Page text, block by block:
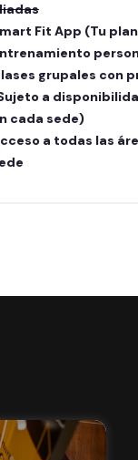
Fit App (Tu
grupales con
a
cada sede)
a todas las